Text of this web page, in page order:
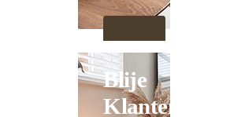
Blije
Klanten